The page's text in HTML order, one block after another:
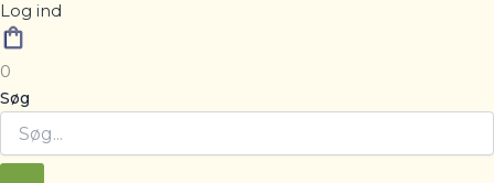
Log ind
0
Søg